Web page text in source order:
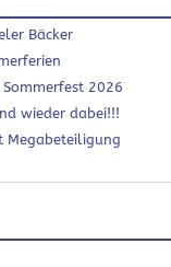
Bäcker
2026
wieder dabei!!!
Megabeteiligung